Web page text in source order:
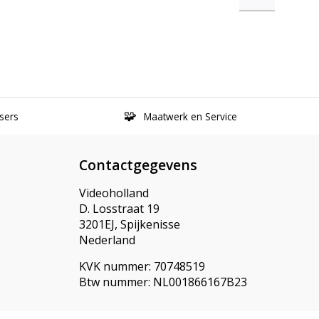
Maatwerk en Service
Contactgegevens
Videoholland
D. Losstraat 19
3201EJ, Spijkenisse
Nederland
KVK nummer: 70748519
Btw nummer: NL001866167B23